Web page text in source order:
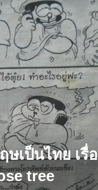
ษเป็นไทย เรื่
tree